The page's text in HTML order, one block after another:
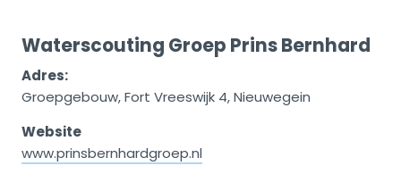
Waterscouting Groep Prins Bernhard
Adres:
Groepgebouw, Fort Vreeswijk 4, Nieuwegein
Website
www.prinsbernhardgroep.nl